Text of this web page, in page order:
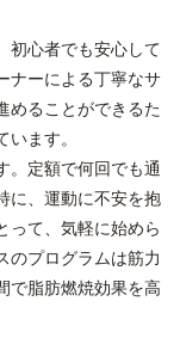
初心者でも安心して
ナーによる丁寧なサ
めることができるた
ます。
。定額で何回でも通
に、運動に不安を抱
って、気軽に始めら
のプログラムは筋力
で脂肪燃焼効果を高